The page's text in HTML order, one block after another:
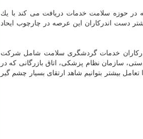
در حوزه سلامت خدمات دریافت می كند با یك
دست اندركاران این عرصه در چارچوب ایحاد
خدمات گردشگری سلامت شامل شركت
سازمان نظام پزشكی، اتاق بازرگانی كه در
بیشتر بتوانیم شاهد ارتقای بسیار چشم گیر